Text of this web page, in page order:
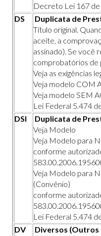
Decreto Lei 167
DS
Duplicata de
Título original.
aceite, a
assinado). Se você
comprobatórios de
Veja as exigências
Veja modelo COM
Veja modelo SEM
Lei Federal 5.474
DSI
Duplicata de
Veja Modelo
Veja Modelo para
conforme
Veja Modelo para
(Convênio)
conforme
Lei Federal 5.474
DV
Diversos (Outros